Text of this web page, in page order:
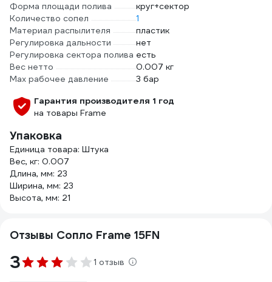
Форма площади полива
круг+сектор
Количество сопел
1
Материал распылителя
пластик
Регулировка дальности
нет
Регулировка сектора полива есть
Вес нетто
0.007 кг
Max рабочее давление
3 бар
Гарантия производителя 1 год
на товары Frame
Упаковка
Единица товара: Штука
Вес, кг: 0.007
Длина, мм: 23
Ширина, мм: 23
Высота, мм: 21
Отзывы Сопло Frame 15FN
3 1 отзыв